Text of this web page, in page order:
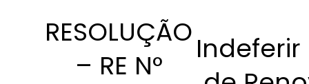
RESOLUÇÃO
– RE N°
Indeferir